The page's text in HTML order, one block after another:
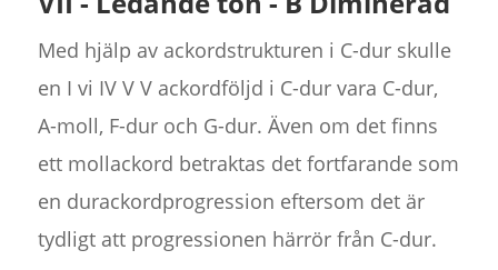
Med hjälp av ackordstrukturen i C-dur skulle
en I vi IV V V ackordföljd i C-dur vara C-dur,
A-moll, F-dur och G-dur. Även om det finns
ett mollackord betraktas det fortfarande som
en durackordprogression eftersom det är
tydligt att progressionen härrör från C-dur.